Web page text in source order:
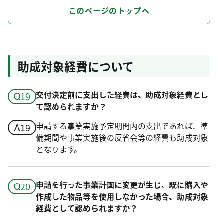
このページのトップへ
助成対象経費について
交付決定前に支出した経費は、助成対象経費とし
て認められますか？
申請する事業実施予定期間内の支出であれば、準
備期間や事業実施後の反省会等の経費も助成対象
となります。
申請を行った事業計画に変更が生じ、既に購入や
作成した物品等を使用しなかった場合、助成対象
経費として認められますか？